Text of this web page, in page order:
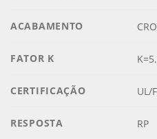
ACABAMENTO
FATOR K
CERTIFICAÇÃO UL/
RESPOSTA RP